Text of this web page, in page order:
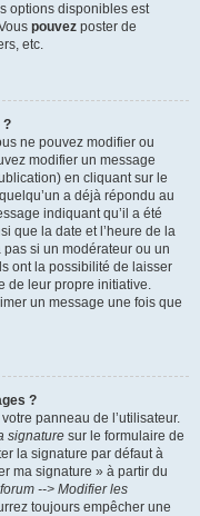
options disponibles est
pouvez poster de
etc.
?
ne pouvez modifier ou
modifier un message
en cliquant sur le
a déjà répondu au
indiquant qu’il a été
que la date et l’heure de la
si un modérateur ou un
ont la possibilité de laisser
de leur propre initiative.
un message une fois que
?
panneau de l’utilisateur.
signature sur le formulaire de
la signature par défaut à
ma signature » à partir du
--> Modifier les
toujours empêcher une